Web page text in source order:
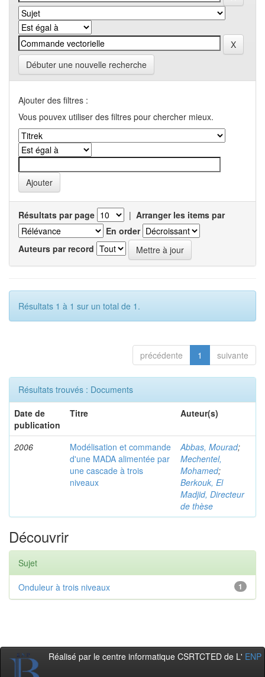
Débuter une nouvelle recherche
Ajouter des filtres :
Vous pouvex utiliser des filtres pour chercher mieux.
Résultats par page | Arranger les items par
En order
Auteurs par record
Résultats 1 à 1 sur un total de 1.
précédente 1 suivante
Résultats trouvés : Documents
Date de
publication
Titre Auteur(s)
2006
Modélisation et commande
d'une MADA alimentée par
une cascade à trois
niveaux
Abbas, Mourad;
Mechentel,
Mohamed;
Berkouk, El
Madjid, Directeur
de thèse
Découvrir
Sujet
1
Onduleur à trois niveaux
Réalisé par le centre informatique CSRTCTED de L' ENP